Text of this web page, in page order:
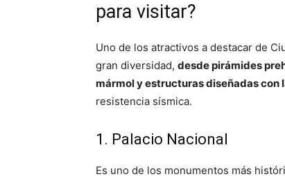
para visitar?
Uno de los atractivos a destacar de
gran diversidad, desde pirámides
mármol y estructuras diseñadas con
resistencia sísmica.
1. Palacio Nacional
Es uno de los monumentos más